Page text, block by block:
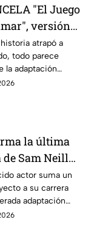
"El Juego
versión
Esto
se sabe al
atrapó a
todo parece
la adaptación
la última
Sam Neill
morir: esto es
sabe hasta
actor suma un
a su carrera
adaptación
del popular